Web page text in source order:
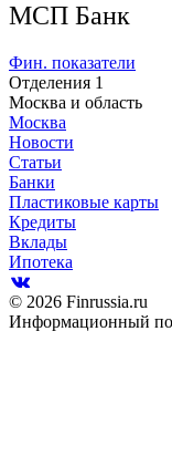
МСП Банк
Фин. показатели
Отделения 1
Москва и область
Москва
Новости
Статьи
Банки
Пластиковые карты
Кредиты
Вклады
Ипотека
© 2026 Finrussia.ru
Информационный